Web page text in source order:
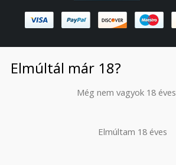
Elmúltál már 18?
Még nem vagyok 18 éves
Elmúltam 18 éves